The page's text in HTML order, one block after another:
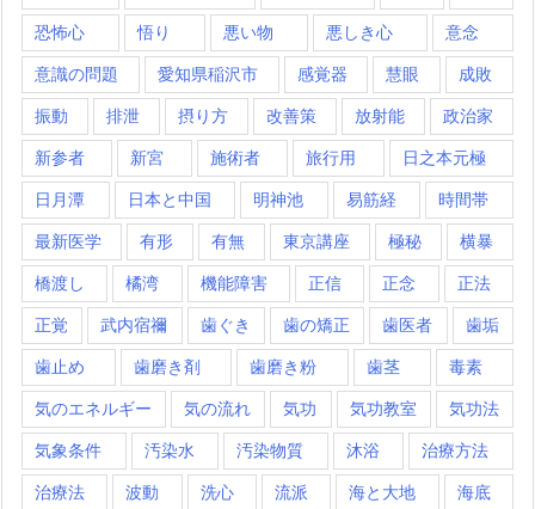
恐怖心 悟り 悪い物 悪しき心 意念
意識の問題 愛知県稲沢市 感覚器 慧眼 成敗
振動 排泄 摂り方 改善策 放射能 政治家
新参者 新宮 施術者 旅行用 日之本元極
日月潭 日本と中国 明神池 易筋経 時間帯
最新医学 有形 有無 東京講座 極秘 横暴
橋渡し 橘湾 機能障害 正信 正念 正法
正覚 武内宿禰 歯ぐき 歯の矯正 歯医者 歯垢
歯止め 歯磨き剤 歯磨き粉 歯茎 毒素
気のエネルギー 気の流れ 気功 気功教室 気功法
気象条件 汚染水 汚染物質 沐浴 治療方法
治療法 波動 洗心 流派 海と大地 海底